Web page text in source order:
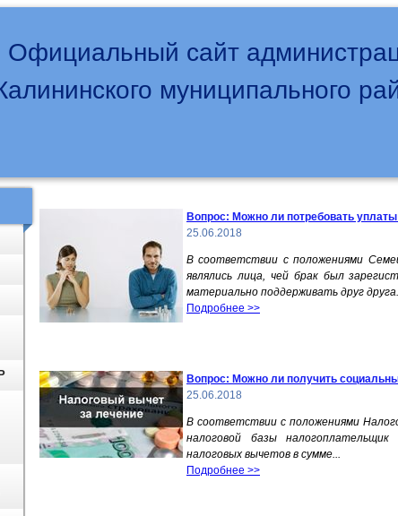
Официальный сайт
муниципального
Вопрос: Можно ли потребовать
25.06.2018
В соответствии с положениями
являлись лица, чей брак был
материально поддерживать друг друга.
Подробнее >>
Вопрос: Можно ли получить
25.06.2018
В соответствии с положениями
налоговой базы
налоговых вычетов в сумме...
Подробнее >>